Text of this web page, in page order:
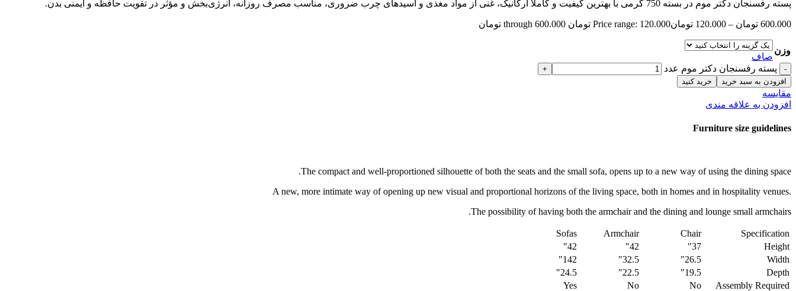
پسته رفسنجان دکتر موم در بسته 750 گرمی با بهترین کیفیت و کاملا ارگانیک، غنی از مواد مغذی و اسیدهای چرب ضروری، مناسب مصرف روزانه، انرژی‌بخش و مؤثر در تقویت حافظه و ایمنی بدن.
600.000 تومان –
120.000 تومانPrice range: 120.000 تومان through 600.000 تومان
وزن
صاف
پسته رفسنجان دکتر موم عدد
افزودن به سبد خرید خرید کنید
مقایسه
افزودن به علاقه مندی
Furniture size guidelines
The compact and well-proportioned silhouette of both the seats and the small sofa, opens up to a new way of using the dining space.
A new, more intimate way of opening up new visual and proportional horizons of the living space, both in homes and in hospitality venues.‎
The possibility of having both the armchair and the dining and lounge small armchairs.
Specification
Chair
Armchair
Sofas
Height
37"
42"
42"
Width
26.5"
32.5"
142"
Depth
19.5"
22.5"
24.5"
Assembly Required
No
No
Yes